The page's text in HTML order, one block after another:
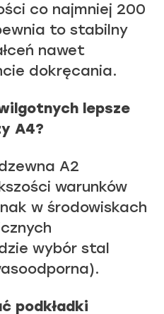
co najmniej 200
to stabilny
nawet
dokręcania.
lepsze
A4?
A2
warunków
w środowiskach
wybór stal
podkładki